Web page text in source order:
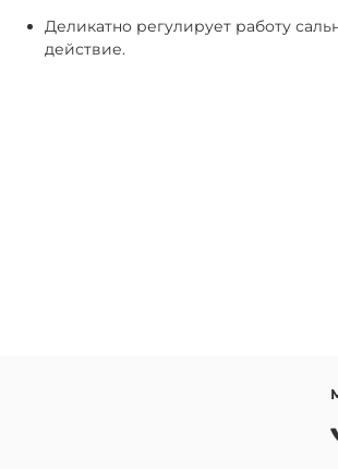
Деликатно регулирует работу
действие.